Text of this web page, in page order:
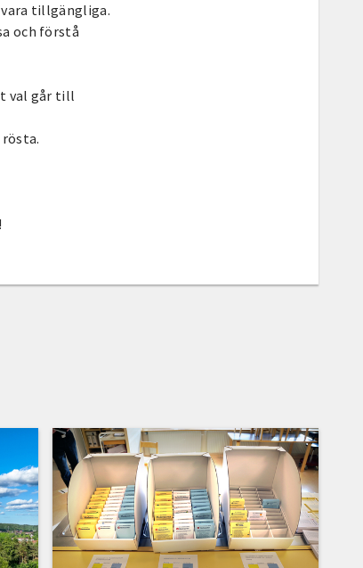
tillgängliga.
och förstå
val går till